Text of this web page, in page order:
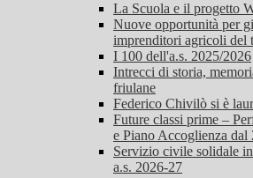
La Scuola e il progetto
Nuove opportunità per
imprenditori agricoli del
I 100 dell'a.s. 2025/2026
Intrecci di storia,
friulane
Federico Chivilò si è
Future classi prime –
e Piano Accoglienza
Servizio civile solidale
a.s. 2026-27